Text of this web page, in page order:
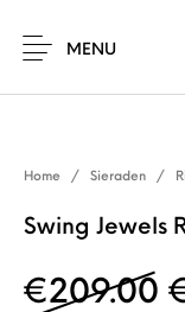
MENU
SALE!
Home / Sieraden /
Swing Jewels
€209.00